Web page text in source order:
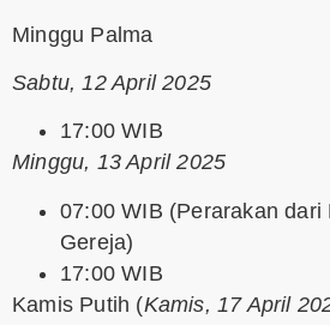
Minggu Palma
Sabtu, 12 April 2025
17:00 WIB
Minggu, 13 April 2025
07:00 WIB (Perarakan dari
Gereja)
17:00 WIB
Kamis Putih (Kamis, 17 April